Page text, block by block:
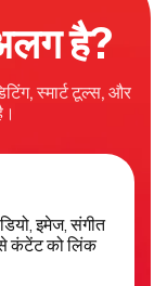
है?
स्मार्ट टूल्स, और
इमेज, संगीत
कंटेंट को लिंक